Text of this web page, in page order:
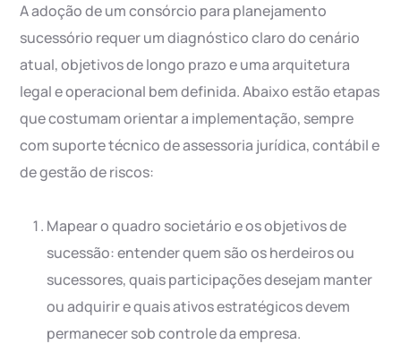
A adoção de um consórcio para planejamento
sucessório requer um diagnóstico claro do cenário
atual, objetivos de longo prazo e uma arquitetura
legal e operacional bem definida. Abaixo estão etapas
que costumam orientar a implementação, sempre
com suporte técnico de assessoria jurídica, contábil e
de gestão de riscos:
Mapear o quadro societário e os objetivos de
sucessão: entender quem são os herdeiros ou
sucessores, quais participações desejam manter
ou adquirir e quais ativos estratégicos devem
permanecer sob controle da empresa.